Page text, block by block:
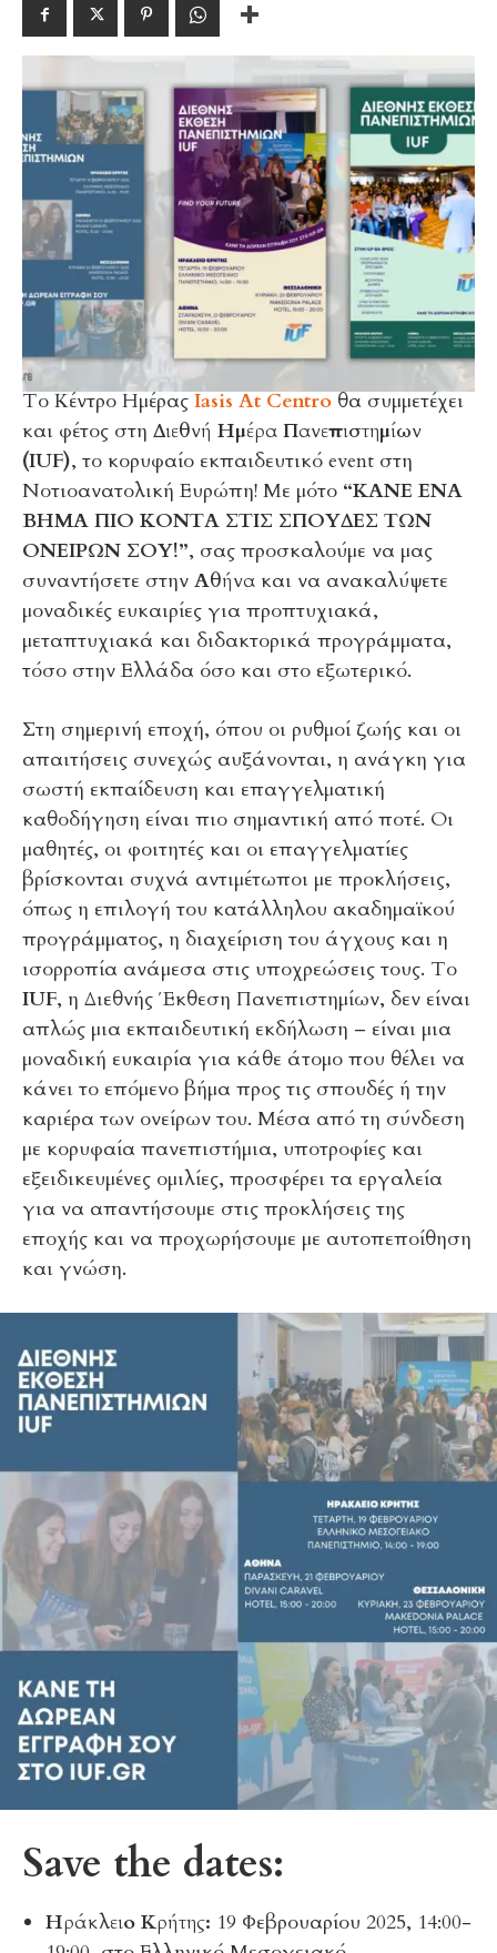
Το Κέντρο ΗμέραςIasis At Centro θα συμμετέχει
και φέτος στη Διεθνή Ημέρα Πανεπιστημίων
(IUF), το κορυφαίο εκπαιδευτικό event στη
Νοτιοανατολική Ευρώπη! Με μότο “ΚΑΝΕ ΕΝΑ
ΒΗΜΑ ΠΙΟ ΚΟΝΤΑ ΣΤΙΣ ΣΠΟΥΔΕΣ ΤΩΝ
ΟΝΕΙΡΩΝ ΣΟΥ!”, σας προσκαλούμε να μας
συναντήσετε στην Αθήνα και να ανακαλύψετε
μοναδικές ευκαιρίες για προπτυχιακά,
μεταπτυχιακά και διδακτορικά προγράμματα,
τόσο στην Ελλάδα όσο και στο εξωτερικό.
Στη σημερινή εποχή, όπου οι ρυθμοί ζωής και οι
απαιτήσεις συνεχώς αυξάνονται, η ανάγκη για
σωστή εκπαίδευση και επαγγελματική
καθοδήγηση είναι πιο σημαντική από ποτέ. Οι
μαθητές, οι φοιτητές και οι επαγγελματίες
βρίσκονται συχνά αντιμέτωποι με προκλήσεις,
όπως η επιλογή του κατάλληλου ακαδημαϊκού
προγράμματος, η διαχείριση του άγχους και η
ισορροπία ανάμεσα στις υποχρεώσεις τους. Το
IUF, η Διεθνής Έκθεση Πανεπιστημίων, δεν είναι
απλώς μια εκπαιδευτική εκδήλωση – είναι μια
μοναδική ευκαιρία για κάθε άτομο που θέλει να
κάνει το επόμενο βήμα προς τις σπουδές ή την
καριέρα των ονείρων του. Μέσα από τη σύνδεση
με κορυφαία πανεπιστήμια, υποτροφίες και
εξειδικευμένες ομιλίες, προσφέρει τα εργαλεία
για να απαντήσουμε στις προκλήσεις της
εποχής και να προχωρήσουμε με αυτοπεποίθηση
και γνώση.
Save the dates:
Ηράκλειο Κρήτης: 19 Φεβρουαρίου 2025, 14:00-